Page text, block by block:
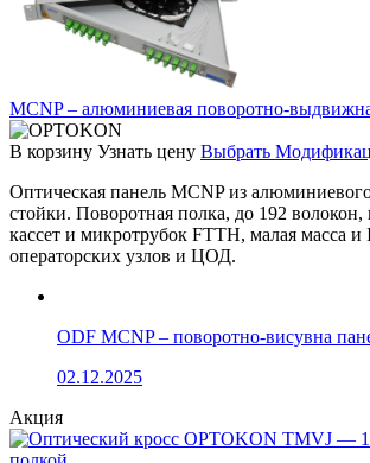
Центральные узлы связи и
Операторские и провайдерские сети
Корпоративные сети передачи
FTTB / FTTH проекты
Дата-центры и распределительные
Соответствие стандартам
Соответствие стандартам CE и
Система менеджмента качества
Соответствие отраслевым
Монтажный комплект для
Элементы для организации и
MCNP – алюминиевая поворотно-
В корзину Узнать цену Выбрать
Оптическая панель MCNP из
стойки. Поворотная полка, до 192 волокон,
кассет и микротрубок FTTH, малая масса и
операторских узлов и ЦОД.
ODF MCNP – поворотно-висувна
02.12.2025
Акция